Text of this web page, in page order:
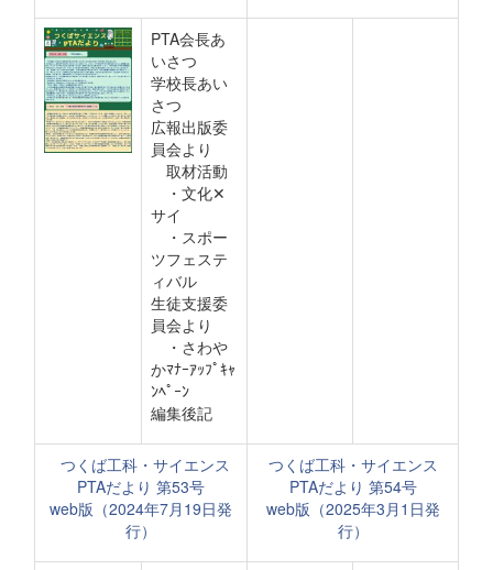
PTA会長あ
いさつ
学校長あい
さつ
広報出版委
員会より
取材活動
・文化✕
サイ
・スポー
ツフェステ
ィバル
生徒支援委
員会より
・さわや
かﾏﾅｰｱｯﾌﾟｷｬ
ﾝﾍﾟｰﾝ
編集後記
つくば工科・サイエンス
PTAだより 第53号
web版（2024年7月19日発
行）
つくば工科・サイエンス
PTAだより 第54号
web版（2025年3月1日発
行）